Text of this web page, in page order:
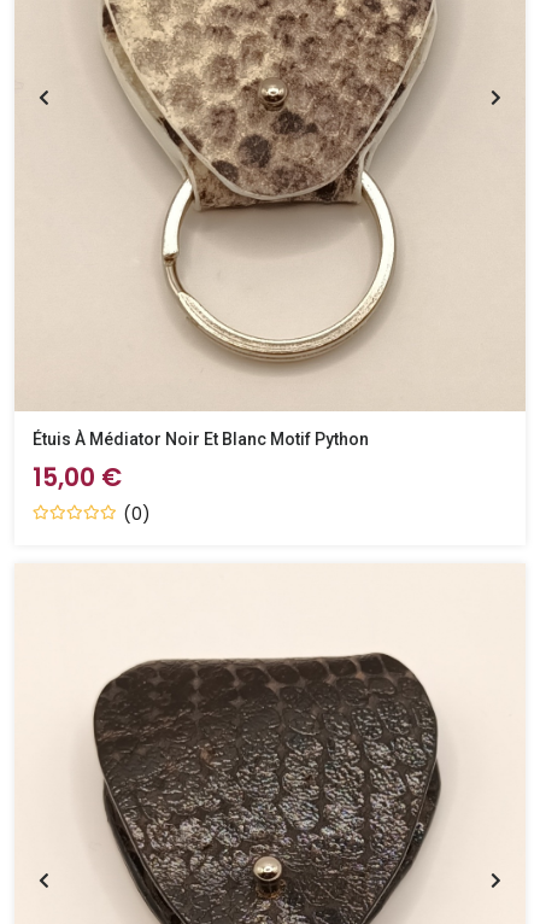
Étuis À Médiator Noir Et Blanc Motif Python
15,00 €
(0)